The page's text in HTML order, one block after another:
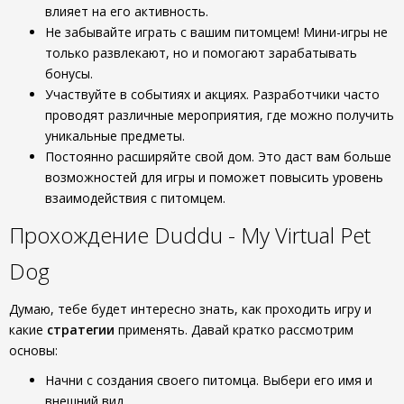
влияет на его активность.
Не забывайте играть с вашим питомцем! Мини-игры не
только развлекают, но и помогают зарабатывать
бонусы.
Участвуйте в событиях и акциях. Разработчики часто
проводят различные мероприятия, где можно получить
уникальные предметы.
Постоянно расширяйте свой дом. Это даст вам больше
возможностей для игры и поможет повысить уровень
взаимодействия с питомцем.
Прохождение Duddu - My Virtual Pet
Dog
Думаю, тебе будет интересно знать, как проходить игру и
какие стратегии применять. Давай кратко рассмотрим
основы:
Начни с создания своего питомца. Выбери его имя и